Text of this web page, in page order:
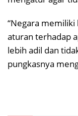
“Negara
aturan terhadap
lebih adil dan
pungkasnya